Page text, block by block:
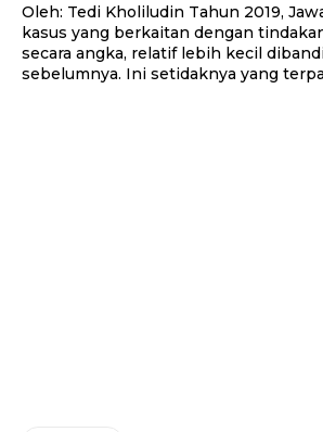
Oleh: Tedi Kholiludin Tahun 2019, Jawa Tengah kasus-
kasus yang berkaitan dengan
secara angka, relatif lebih kecil
sebelumnya. Ini setidaknya yang